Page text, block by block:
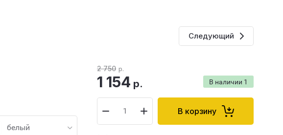
Следующий
белый
В наличии 1
2 750 р.
1 154 р.
В корзину